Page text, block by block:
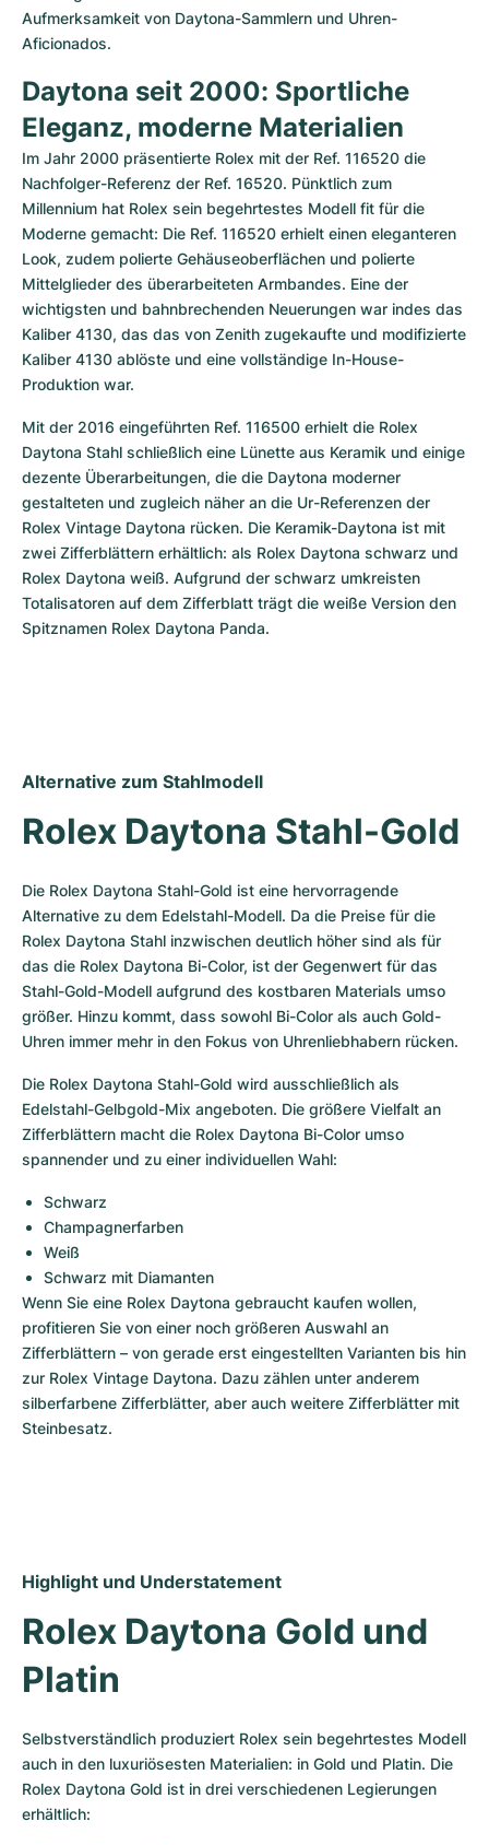
Aufmerksamkeit von Daytona-Sammlern und Uhren-
Aficionados.
Daytona seit 2000: Sportliche
Eleganz, moderne Materialien
Im Jahr 2000 präsentierte Rolex mit der Ref. 116520 die
Nachfolger-Referenz der Ref. 16520. Pünktlich zum
Millennium hat Rolex sein begehrtestes Modell fit für die
Moderne gemacht: Die Ref. 116520 erhielt einen eleganteren
Look, zudem polierte Gehäuseoberflächen und polierte
Mittelglieder des überarbeiteten Armbandes. Eine der
wichtigsten und bahnbrechenden Neuerungen war indes das
Kaliber 4130, das das von Zenith zugekaufte und modifizierte
Kaliber 4130 ablöste und eine vollständige In-House-
Produktion war.
Mit der 2016 eingeführten Ref. 116500 erhielt die Rolex
Daytona Stahl schließlich eine Lünette aus Keramik und einige
dezente Überarbeitungen, die die Daytona moderner
gestalteten und zugleich näher an die Ur-Referenzen der
Rolex Vintage Daytona rücken. Die Keramik-Daytona ist mit
zwei Zifferblättern erhältlich: als Rolex Daytona schwarz und
Rolex Daytona weiß. Aufgrund der schwarz umkreisten
Totalisatoren auf dem Zifferblatt trägt die weiße Version den
Spitznamen Rolex Daytona Panda.
Alternative zum Stahlmodell
Rolex Daytona Stahl-Gold
Die Rolex Daytona Stahl-Gold ist eine hervorragende
Alternative zu dem Edelstahl-Modell. Da die Preise für die
Rolex Daytona Stahl inzwischen deutlich höher sind als für
das die Rolex Daytona Bi-Color, ist der Gegenwert für das
Stahl-Gold-Modell aufgrund des kostbaren Materials umso
größer. Hinzu kommt, dass sowohl Bi-Color als auch Gold-
Uhren immer mehr in den Fokus von Uhrenliebhabern rücken.
Die Rolex Daytona Stahl-Gold wird ausschließlich als
Edelstahl-Gelbgold-Mix angeboten. Die größere Vielfalt an
Zifferblättern macht die Rolex Daytona Bi-Color umso
spannender und zu einer individuellen Wahl:
Schwarz
Champagnerfarben
Weiß
Schwarz mit Diamanten
Wenn Sie eine Rolex Daytona gebraucht kaufen wollen,
profitieren Sie von einer noch größeren Auswahl an
Zifferblättern – von gerade erst eingestellten Varianten bis hin
zur Rolex Vintage Daytona. Dazu zählen unter anderem
silberfarbene Zifferblätter, aber auch weitere Zifferblätter mit
Steinbesatz.
Highlight und Understatement
Rolex Daytona Gold und
Platin
Selbstverständlich produziert Rolex sein begehrtestes Modell
auch in den luxuriösesten Materialien: in Gold und Platin. Die
Rolex Daytona Gold ist in drei verschiedenen Legierungen
erhältlich: